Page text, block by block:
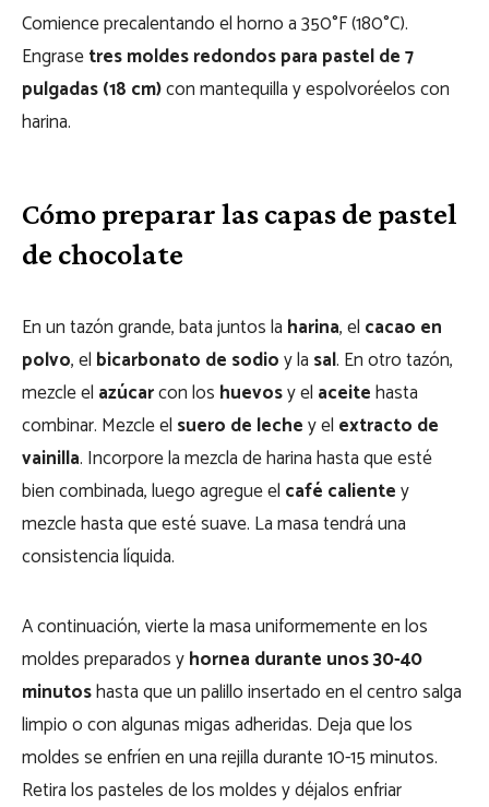
Comience precalentando el horno a 350°F (180°C).
Engrasetres moldes redondos para pastel de 7
pulgadas (18 cm)con mantequilla y espolvoréelos con
harina.
Cómo preparar las capas de pastel
de chocolate
En un tazón grande, bata juntos la harina, el cacao en
polvo, el bicarbonato de sodioy la sal. En otro tazón,
mezcle el azúcarcon los huevosy el aceitehasta
combinar. Mezcle el suero de lechey el extracto de
vainilla. Incorpore la mezcla de harina hasta que esté
bien combinada, luego agregue el café calientey
mezcle hasta que esté suave. La masa tendrá una
consistencia líquida.
A continuación, vierte la masa uniformemente en los
moldes preparados yhornea durante unos 30-40
minutoshasta que un palillo insertado en el centro salga
limpio o con algunas migas adheridas. Deja que los
moldes se enfríen en una rejilla durante 10-15 minutos.
Retira los pasteles de los moldes y déjalos enfriar